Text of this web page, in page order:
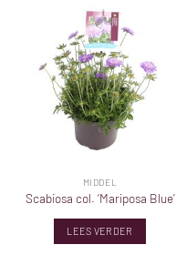
MIDDEL
Scabiosa col. ‘Mariposa Blue’
LEES VERDER